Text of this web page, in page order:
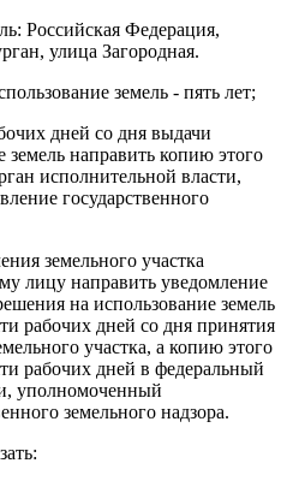
Российская Федерация,
улица Загородная.
земель - пять лет;
дней со дня выдачи
земель направить копию этого
исполнительной власти,
государственного
земельного участка
лицу направить уведомление
на использование земель
рабочих дней со дня принятия
участка, а копию этого
рабочих дней в федеральный
уполномоченный
земельного надзора.